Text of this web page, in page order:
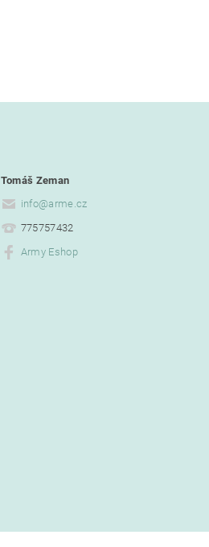
Tomáš Zeman
info@arme.cz
775757432
Army Eshop